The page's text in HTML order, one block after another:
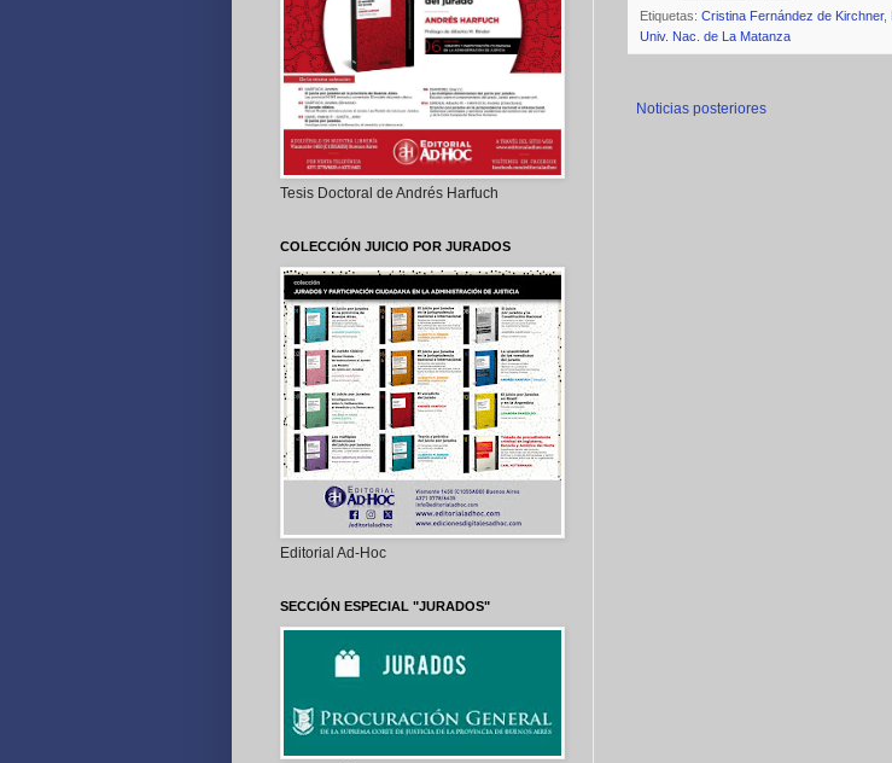
Etiquetas: Cristina Fernández de Kirchner,
Univ. Nac. de La Matanza
Noticias posteriores
Tesis Doctoral de Andrés Harfuch
COLECCIÓN JUICIO POR JURADOS
Editorial Ad-Hoc
SECCIÓN ESPECIAL "JURADOS"